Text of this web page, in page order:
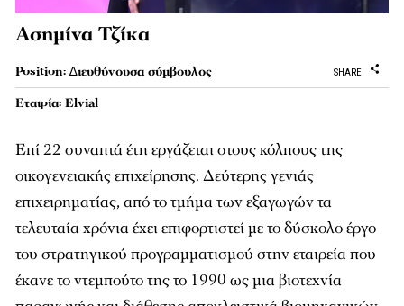
Ασημίνα Τζίκα
SHARE
Position: ∆ιευθύνουσα σύµβουλος
Εταιρία: Elvial
Επί 22 συναπτά έτη εργάζεται στους κόλπους της
οικογενειακής επιχείρησης. Δεύτερης γενιάς
επιχειρηματίας, από το τμήμα των εξαγωγών τα
τελευταία χρόνια έχει επιφορτιστεί με το δύσκολο έργο
του στρατηγικού προγραμματισμού στην εταιρεία που
έκανε το ντεμπούτο της το 1990 ως μια βιοτεχνία